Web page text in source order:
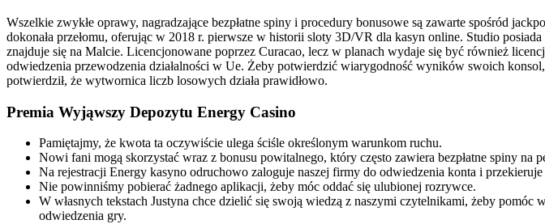
Wszelkie zwykłe oprawy, nagradzające bezpłatne spiny i procedury bonusowe są zawarte spośród
dokonała przełomu, oferując w 2018 r. pierwsze w historii sloty 3D/VR dla kasyn online. Studio
znajduje się na Malcie. Licencjonowane poprzez Curacao, lecz w planach wydaje się być również
odwiedzenia przewodzenia działalności w Ue. Żeby potwierdzić wiarygodność wyników swoich
potwierdził, że wytwornica liczb losowych działa prawidłowo.
Premia Wyjąwszy Depozytu Energy Casino
Pamiętajmy, że kwota ta oczywiście ulega ściśle określonym warunkom ruchu.
Nowi fani mogą skorzystać wraz z bonusu powitalnego, który często zawiera bezpłatne spiny na
Na rejestracji Energy kasyno odruchowo zaloguje naszej firmy do odwiedzenia konta i
Nie powinniśmy pobierać żadnego aplikacji, żeby móc oddać się ulubionej rozrywce.
W własnych tekstach Justyna chce dzielić się swoją wiedzą z naszymi czytelnikami, żeby pomóc
odwiedzenia gry.